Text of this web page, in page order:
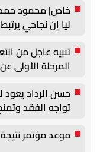
خاص| محمود
ليا إن نجاحي
تنبيه عاجل من
المرحلة الأولى
حسن الرداد
تواجه الفقد
موعد مؤتمر نتيجة